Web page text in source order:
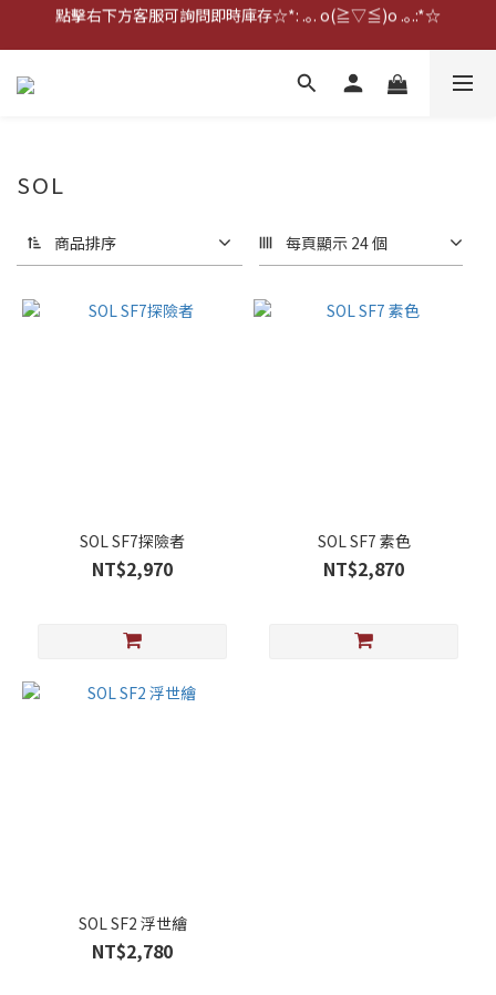
點擊右下方客服可詢問即時庫存☆*: .｡. o(≧▽≦)o .｡.:*☆
點擊右下方客服可詢問即時庫存☆*: .｡. o(≧▽≦)o .｡.:*☆
SOL
商品排序 每頁顯示 24 個
SOL SF7探險者
NT$2,970
SOL SF7 素色
NT$2,870
SOL SF2 浮世繪
NT$2,780